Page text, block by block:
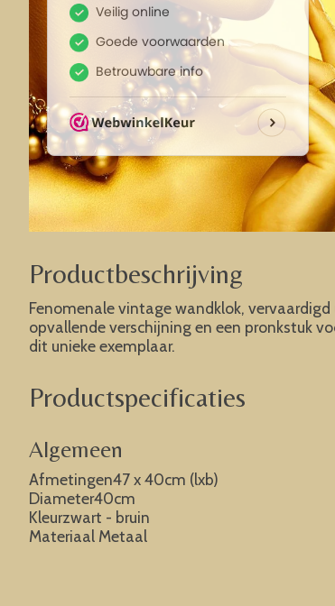
Productbeschrijving
Fenomenale vintage wandklok,
opvallende verschijning en een pronkstuk
dit unieke exemplaar.
Productspecificaties
Algemeen
Afmetingen47 x 40cm (lxb)
Diameter40cm
Kleurzwart - bruin
Materiaal Metaal